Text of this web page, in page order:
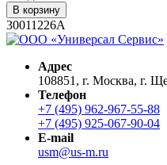
В корзину
30011226A
Адрес
108851, г. Москва, г.
Телефон
+7 (495) 962-967-55-88
+7 (495) 925-067-90-04
E-mail
usm@us-m.ru